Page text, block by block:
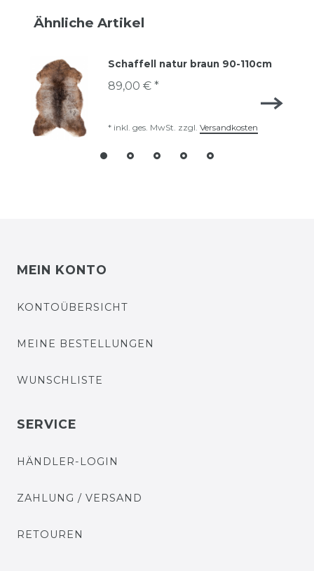
Ähnliche Artikel
Schaffell natur braun 90-110cm
89,00 € *
* inkl. ges. MwSt. zzgl. Versandkosten
MEIN KONTO
KONTOÜBERSICHT
MEINE BESTELLUNGEN
WUNSCHLISTE
SERVICE
HÄNDLER-LOGIN
ZAHLUNG / VERSAND
RETOUREN